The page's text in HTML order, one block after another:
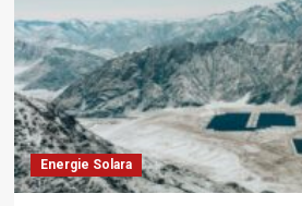
Energie Solara